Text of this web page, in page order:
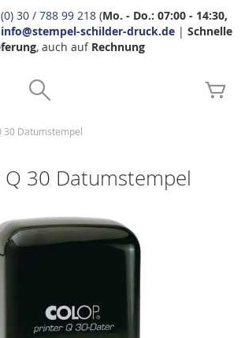
30 / 788 99 218 (Mo. - Do.: 07:00 - 14:30,
info@stempel-schilder-druck.de| Schnelle
, auch auf Rechnung
30 Datumstempel
30 Datumstempel